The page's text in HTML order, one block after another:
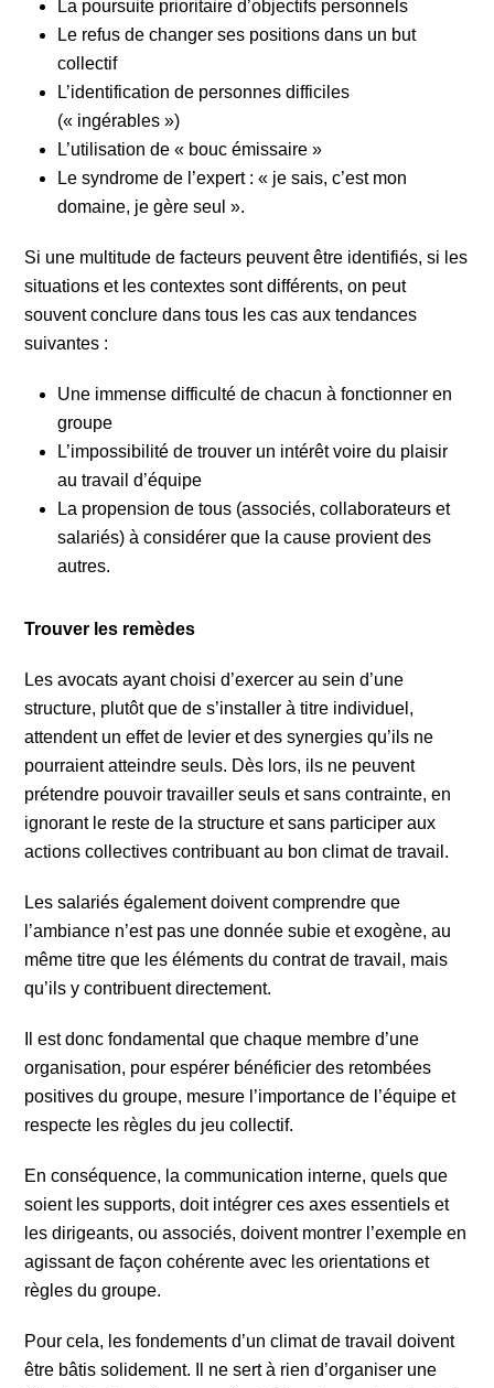
La poursuite prioritaire d’objectifs personnels
Le refus de changer ses positions dans un but
collectif
L’identification de personnes difficiles
(« ingérables »)
L’utilisation de « bouc émissaire »
Le syndrome de l’expert : « je sais, c’est mon
domaine, je gère seul ».
Si une multitude de facteurs peuvent être identifiés, si les
situations et les contextes sont différents, on peut
souvent conclure dans tous les cas aux tendances
suivantes :
Une immense difficulté de chacun à fonctionner en
groupe
L’impossibilité de trouver un intérêt voire du plaisir
au travail d’équipe
La propension de tous (associés, collaborateurs et
salariés) à considérer que la cause provient des
autres.
Trouver les remèdes
Les avocats ayant choisi d’exercer au sein d’une
structure, plutôt que de s’installer à titre individuel,
attendent un effet de levier et des synergies qu’ils ne
pourraient atteindre seuls. Dès lors, ils ne peuvent
prétendre pouvoir travailler seuls et sans contrainte, en
ignorant le reste de la structure et sans participer aux
actions collectives contribuant au bon climat de travail.
Les salariés également doivent comprendre que
l’ambiance n’est pas une donnée subie et exogène, au
même titre que les éléments du contrat de travail, mais
qu’ils y contribuent directement.
Il est donc fondamental que chaque membre d’une
organisation, pour espérer bénéficier des retombées
positives du groupe, mesure l’importance de l’équipe et
respecte les règles du jeu collectif.
En conséquence, la communication interne, quels que
soient les supports, doit intégrer ces axes essentiels et
les dirigeants, ou associés, doivent montrer l’exemple en
agissant de façon cohérente avec les orientations et
règles du groupe.
Pour cela, les fondements d’un climat de travail doivent
être bâtis solidement. Il ne sert à rien d’organiser une